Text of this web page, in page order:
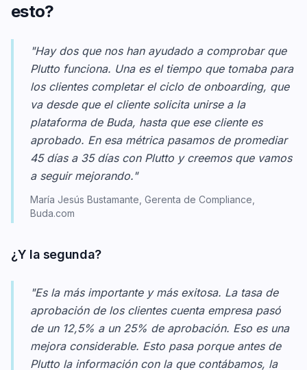
esto?
"Hay dos que nos han ayudado a comprobar que
Plutto funciona. Una es el tiempo que tomaba para
los clientes completar el ciclo de onboarding, que
va desde que el cliente solicita unirse a la
plataforma de Buda, hasta que ese cliente es
aprobado. En esa métrica pasamos de promediar
45 días a 35 días con Plutto y creemos que vamos
a seguir mejorando."
María Jesús Bustamante, Gerenta de Compliance,
Buda.com
¿Y la segunda?
"Es la más importante y más exitosa. La tasa de
aprobación de los clientes cuenta empresa pasó
de un 12,5% a un 25% de aprobación. Eso es una
mejora considerable. Esto pasa porque antes de
Plutto la información con la que contábamos, la